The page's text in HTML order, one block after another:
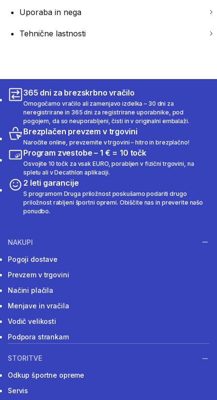
Uporaba in nega
Tehnične lastnosti
365 dni za brezskrbno vračilo
Omogočamo vračilo ali zamenjavo izdelka – 30 dni za
neregistrirane in 365 dni za registrirane uporabnike, pod
pogojem, da so neuporabljeni, čisti in v originalni embalaži.
Brezplačen prevzem v trgovini
Naročite online, prevzemite v trgovini – hitro in brezplačno!
Program zvestobe – 1 € = 10 točk
Osvojite 10 točk za vsak EURO, porabljen v fizični trgovini, na
spletu ali v Decathlon aplikaciji.
2 leti garancije
S programom Druga priložnost poskušamo podariti drugo
priložnost rabljeni športni opremi. Obiščite nas in preverite našo
ponudbo.
NAKUPI
Pogoji dostave
Prevzem v trgovini
Načini plačila
Menjave in vračila
Vodič velikosti
Podpora strankam
STORITVE
Odkup športne opreme
Servis